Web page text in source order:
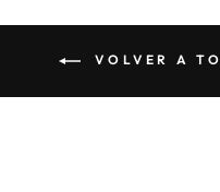
VOLVER A